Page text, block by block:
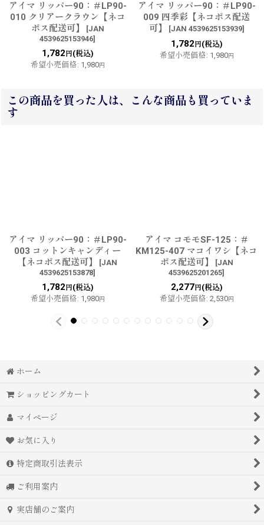
アイマ リッパー90：＃LP90-
010 クリアークラウン【ネコ
ポス配送可】
[JAN
4539625153946]
1,782 円(税込)
希望小売価格: 1,980円
アイマ リッパー90：＃LP90-
009 四季彩【ネコポス配送
可】
[JAN 4539625153939]
1,782 円(税込)
希望小売価格: 1,980円
この商品を買った人は、こんな商品も買っていま
す
アイマ リッパー90：＃LP90-
003 コットンキャンディー
【ネコポス配送可】
[JAN
4539625153878]
1,782 円(税込)
希望小売価格: 1,980円
アイマ コモモSF-125：＃
KM125-407 マコイワシ【ネコ
ポス配送可】
[JAN
4539625201265]
2,277円(税込)
希望小売価格: 2,530円
ホーム
ショッピングカート
マイページ
お気に入り
特定商取引法表示
ご利用案内
実店舗のご案内